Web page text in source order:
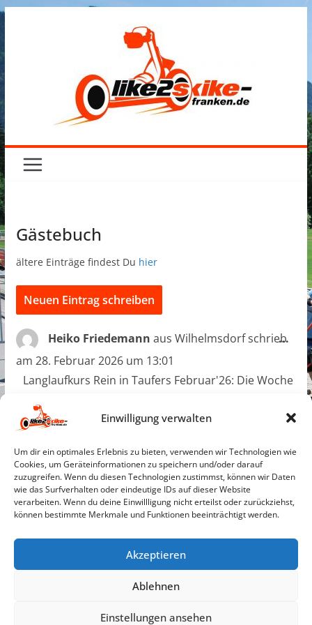
Einwilligung verwalten
Um dir ein optimales Erlebnis zu bieten, verwenden wir Technologien wie
Cookies, um Geräteinformationen zu speichern und/oder darauf
zuzugreifen. Wenn du diesen Technologien zustimmst, können wir Daten
wie das Surfverhalten oder eindeutige IDs auf dieser Website
verarbeiten. Wenn du deine Einwillligung nicht erteilst oder zurückziehst,
können bestimmte Merkmale und Funktionen beeinträchtigt werden.
Akzeptieren
Ablehnen
Einstellungen ansehen
Zum
springen
Gästebuch
ältere Einträge findest Du hier
Heiko Friedemann aus Wilhelmsdorfschrieb
am 28. Februar 2026 um 13:01
Langlaufkurs Rein in Taufers Februar'26: Die Woche
und super engagierte Trainer machten die
Erlebnis. Bei Traumwetter und bestens
präparierten Loipen konnten wir unsere
Langlauffähigkeiten wieder ein Stück verbessern.
...